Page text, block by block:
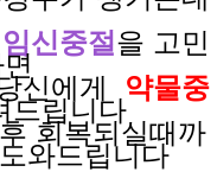
임신중절 을 고민
면
신에게 약물중
드립니다
회복되실때까
와드립니다